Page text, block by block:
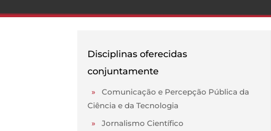
Disciplinas oferecidas
conjuntamente
» Comunicação e Percepção Pública da
Ciência e da Tecnologia
» Jornalismo Científico